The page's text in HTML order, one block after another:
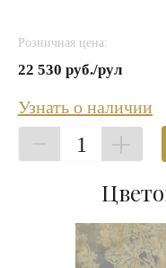
Розничная цена:
22 530 руб./рул
Узнать о наличии
1